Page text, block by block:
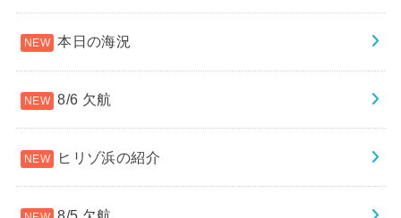
本日の海況
8/6 欠航
ヒリゾ浜の紹介